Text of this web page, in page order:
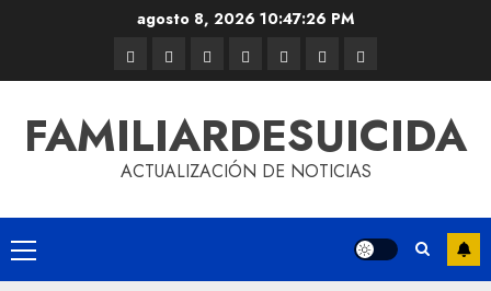
agosto 8, 2026 10:47:26 PM
FAMILIARDESUICIDA
ACTUALIZACIÓN DE NOTICIAS